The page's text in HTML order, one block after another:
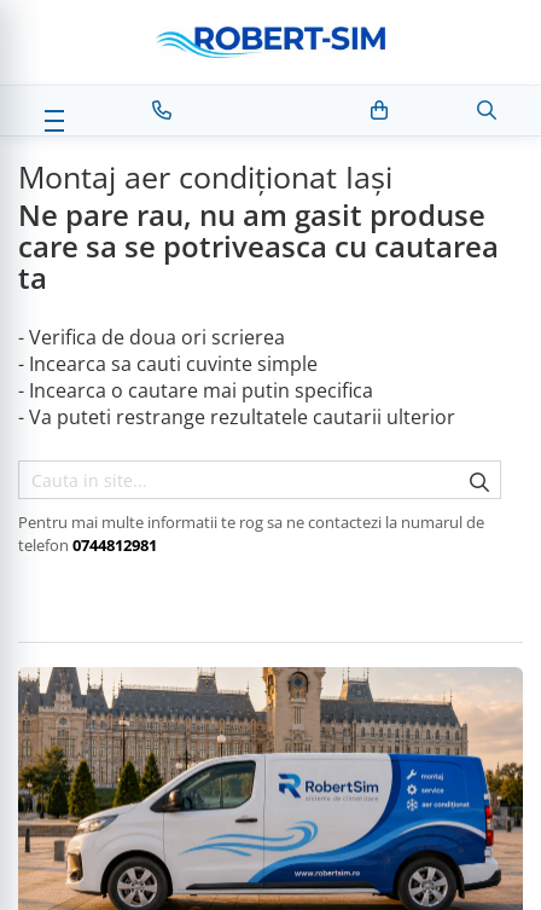
Montaj aer condiționat Iași
Ne pare rau, nu am gasit produse
care sa se potriveasca cu cautarea
ta
- Verifica de doua ori scrierea
- Incearca sa cauti cuvinte simple
- Incearca o cautare mai putin specifica
- Va puteti restrange rezultatele cautarii ulterior
Pentru mai multe informatii te rog sa ne contactezi la numarul de
telefon 0744812981